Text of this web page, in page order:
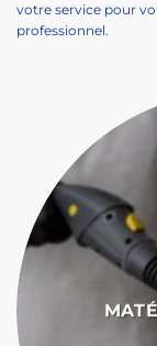
votre service pour
professionnel.